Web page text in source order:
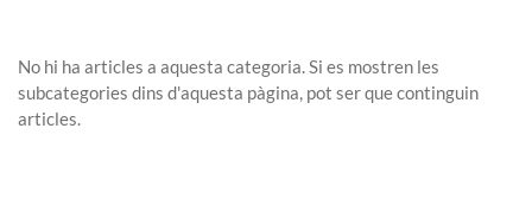
No hi ha articles a aquesta categoria. Si es mostren les
subcategories dins d'aquesta pàgina, pot ser que continguin
articles.